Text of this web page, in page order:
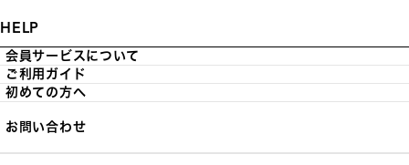
HELP
会員サービスについて
ご利用ガイド
初めての方へ
お問い合わせ